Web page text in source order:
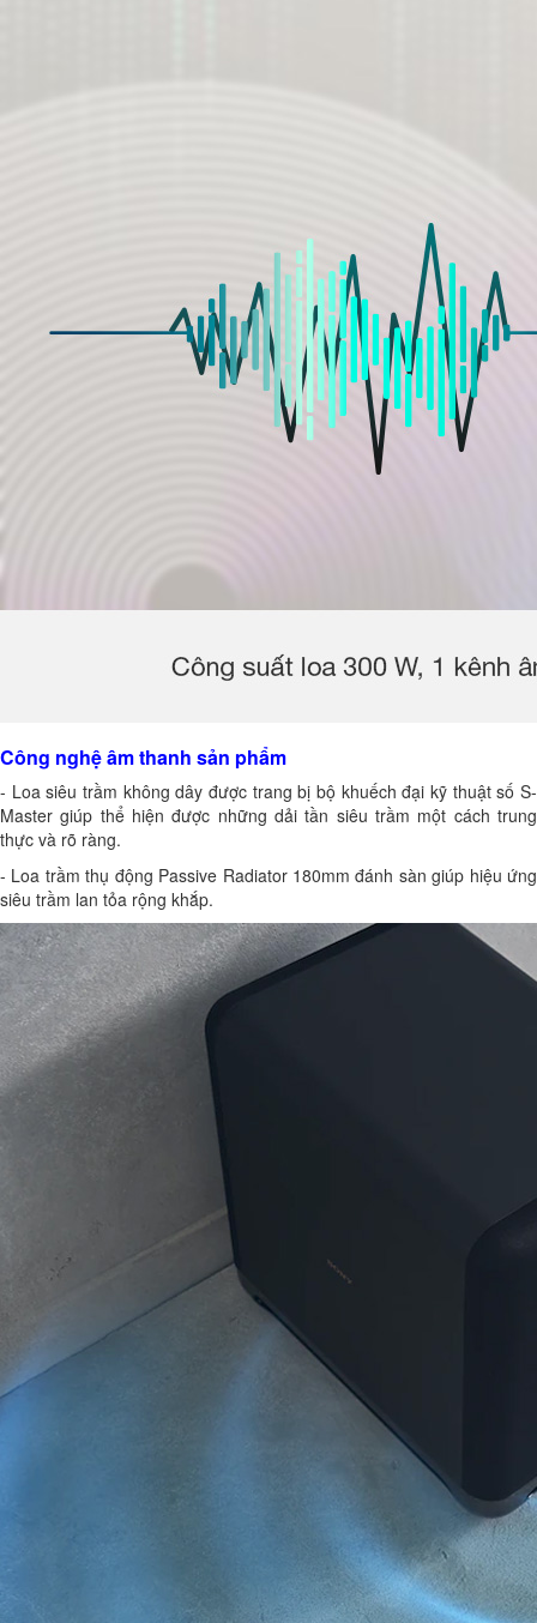
Công nghệ âm thanh sản phẩm
- Loa siêu trầm không dây được trang bị bộ khuếch đại kỹ thuật số S-
Master giúp thể hiện được những dải tần siêu trầm một cách trung
thực và rõ ràng.
- Loa trầm thụ động Passive Radiator 180mm đánh sàn giúp hiệu ứng
siêu trầm lan tỏa rộng khắp.